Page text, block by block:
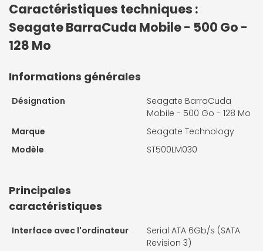
Caractéristiques techniques :
Seagate BarraCuda Mobile - 500 Go -
128 Mo
Informations générales
Désignation
Seagate BarraCuda
Mobile - 500 Go - 128 Mo
Marque
Seagate Technology
Modèle
ST500LM030
Principales
caractéristiques
Interface avec l'ordinateur
Serial ATA 6Gb/s (SATA
Revision 3)